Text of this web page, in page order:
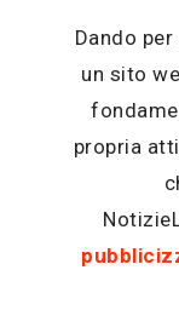
Dando
un sito
propria